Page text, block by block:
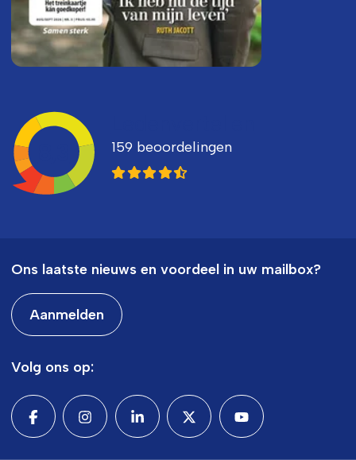
159 beoordelingen
Ons laatste nieuws en voordeel in uw mailbox?
Aanmelden
Volg ons op: